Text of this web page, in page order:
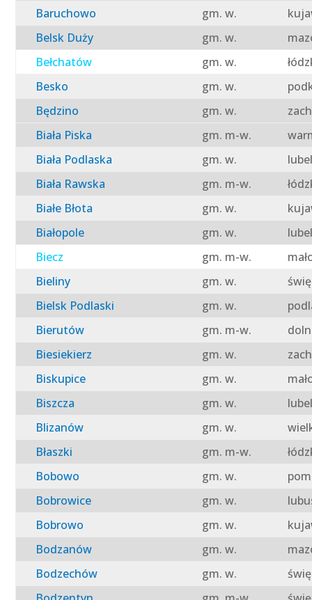
Baruchowo
gm. w.
Belsk Duży
gm. w.
Bełchatów
gm. w.
Besko
gm. w.
Będzino
gm. w.
Biała Piska
gm. m-w.
Biała Podlaska
gm. w.
Biała Rawska
gm. m-w.
Białe Błota
gm. w.
Białopole
gm. w.
Biecz
gm. m-w.
Bieliny
gm. w.
Bielsk Podlaski
gm. w.
Bierutów
gm. m-w.
Biesiekierz
gm. w.
Biskupice
gm. w.
Biszcza
gm. w.
Blizanów
gm. w.
Błaszki
gm. m-w.
Bobowo
gm. w.
Bobrowice
gm. w.
Bobrowo
gm. w.
Bodzanów
gm. w.
Bodzechów
gm. w.